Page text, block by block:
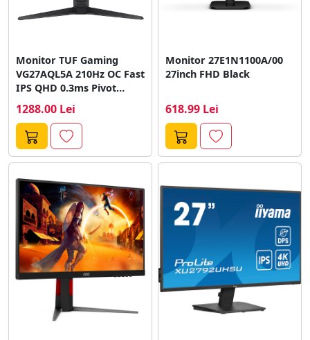
Monitor TUF Gaming
VG27AQL5A 210Hz OC Fast
IPS QHD 0.3ms Pivot
1288.00 Lei
Monitor 27E1N1100A/00
27inch FHD Black
618.99 Lei